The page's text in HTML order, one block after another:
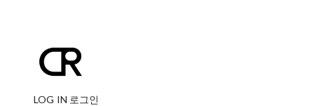
LOG IN 로그인